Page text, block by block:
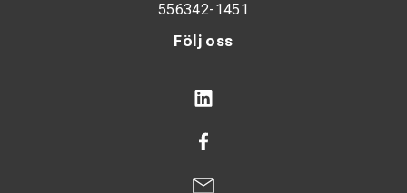
Följ oss
556342-1451